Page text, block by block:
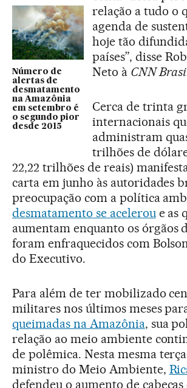
Número de
alertas de
desmatamento
na Amazônia
em setembro é
o segundo pior
desde 2015
relação a tudo o
agenda de
hoje tão
países”, disse
Neto à CNN
Cerca de trinta
internacionais
administram
trilhões de
22,22 trilhões de reais)
carta em junho às autoridades
preocupação com a política
desmatamento se aceleroue as
aumentam enquanto os órgãos
foram enfraquecidos com
do Executivo.
Para além de ter mobilizado
militares nos últimos meses
queimadas na Amazônia, sua
relação ao meio ambiente
de polêmica. Nesta mesma
ministro do Meio Ambiente,
defendeu o aumento de